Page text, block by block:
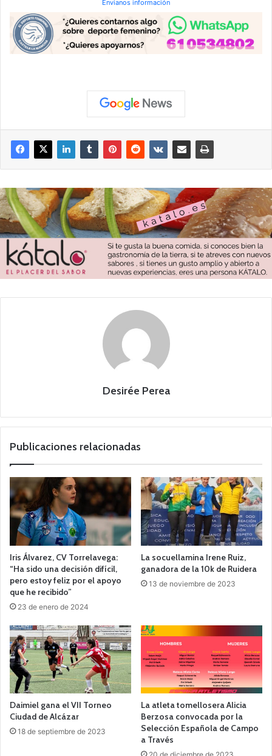
Envianos información
Desirée Perea
Publicaciones relacionadas
Iris Álvarez, CV Torrelavega:
“Ha sido una decisión difícil,
pero estoy feliz por el apoyo
que he recibido”
23 de enero de 2024
La socuellamina Irene Ruiz,
ganadora de la 10k de Ruidera
13 de noviembre de 2023
Daimiel gana el VII Torneo
Ciudad de Alcázar
18 de septiembre de 2023
La atleta tomellosera Alicia
Berzosa convocada por la
Selección Española de Campo
a Través